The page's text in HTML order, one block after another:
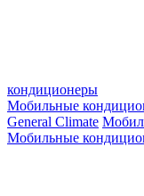
кондиционеры
Мобильные
General Climate
Мобильные